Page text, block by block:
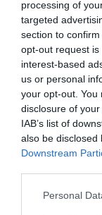
processing of
targeted
section to
opt-out request
interest-based
us or personal
your opt-out. You
disclosure of
IAB’s list of
also be disclosed
Downstream
Personal
Entre as
válida uma
No local
serão
As
serão
As
serão
sabe que
do prémio.